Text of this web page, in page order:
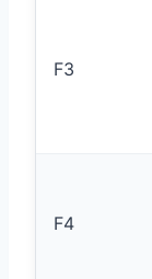
F3
F4